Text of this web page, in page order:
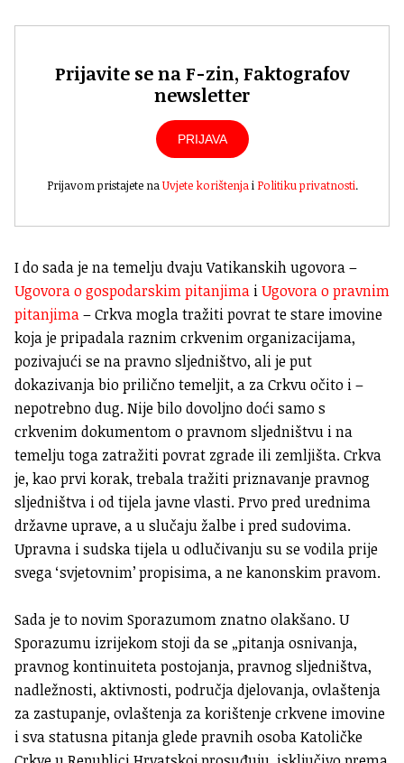
Prijavite se na F-zin, Faktografov
newsletter
PRIJAVA
Prijavom pristajete na Uvjete korištenja i Politiku privatnosti.
I do sada je na temelju dvaju Vatikanskih ugovora –
Ugovora o gospodarskim pitanjima iUgovora o pravnim
pitanjima– Crkva mogla tražiti povrat te stare imovine
koja je pripadala raznim crkvenim organizacijama,
pozivajući se na pravno sljedništvo, ali je put
dokazivanja bio prilično temeljit, a za Crkvu očito i –
nepotrebno dug. Nije bilo dovoljno doći samo s
crkvenim dokumentom o pravnom sljedništvu i na
temelju toga zatražiti povrat zgrade ili zemljišta. Crkva
je, kao prvi korak, trebala tražiti priznavanje pravnog
sljedništva i od tijela javne vlasti. Prvo pred urednima
državne uprave, a u slučaju žalbe i pred sudovima.
Upravna i sudska tijela u odlučivanju su se vodila prije
svega ‘svjetovnim’ propisima, a ne kanonskim pravom.
Sada je to novim Sporazumom znatno olakšano. U
Sporazumu izrijekom stoji da se „pitanja osnivanja,
pravnog kontinuiteta postojanja, pravnog sljedništva,
nadležnosti, aktivnosti, područja djelovanja, ovlaštenja
za zastupanje, ovlaštenja za korištenje crkvene imovine
i sva statusna pitanja glede pravnih osoba Katoličke